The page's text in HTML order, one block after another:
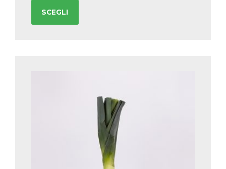
SCEGLI